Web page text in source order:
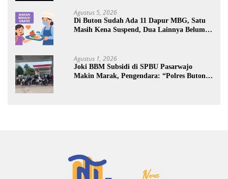
Agustus 5, 2026
Di Buton Sudah Ada 11 Dapur MBG, Satu
Masih Kena Suspend, Dua Lainnya Belum
Agustus 1, 2026
Joki BBM Subsidi di SPBU Pasarwajo
Makin Marak, Pengendara: “Polres Buton